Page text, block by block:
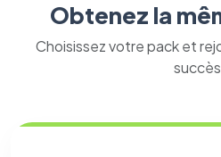
Obtenez la
Choisissez votre pack et